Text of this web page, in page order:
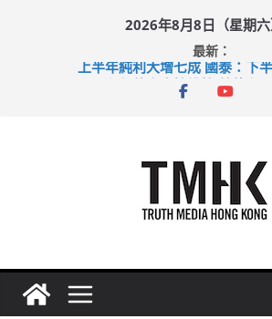
2026年8月8日（星期六
最新：
上半年純利大增七成 國泰：下
拜仁熱身賽挫維拉 啟德主